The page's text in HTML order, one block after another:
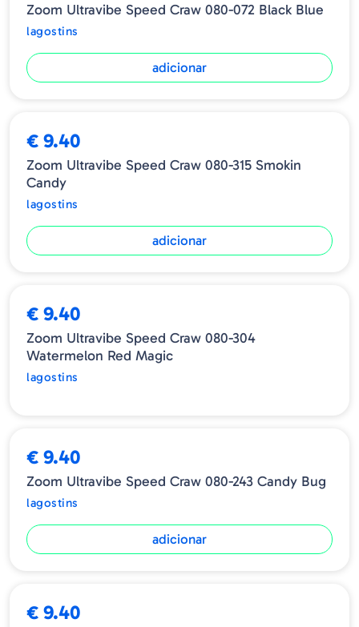
Zoom Ultravibe Speed Craw 080-072 Black Blue
lagostins
adicionar
€ 9.40
Zoom Ultravibe Speed Craw 080-315 Smokin
Candy
lagostins
adicionar
€ 9.40
Zoom Ultravibe Speed Craw 080-304
Watermelon Red Magic
lagostins
€ 9.40
Zoom Ultravibe Speed Craw 080-243 Candy Bug
lagostins
adicionar
€ 9.40